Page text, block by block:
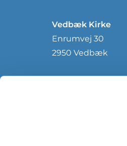
Vedbæk Kirke
Enrumvej 30
2950 Vedbæk